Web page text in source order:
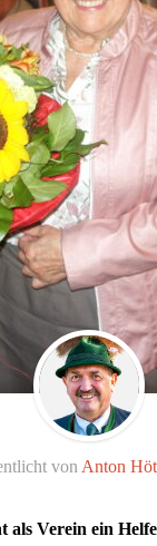
von Anton
als Verein ein